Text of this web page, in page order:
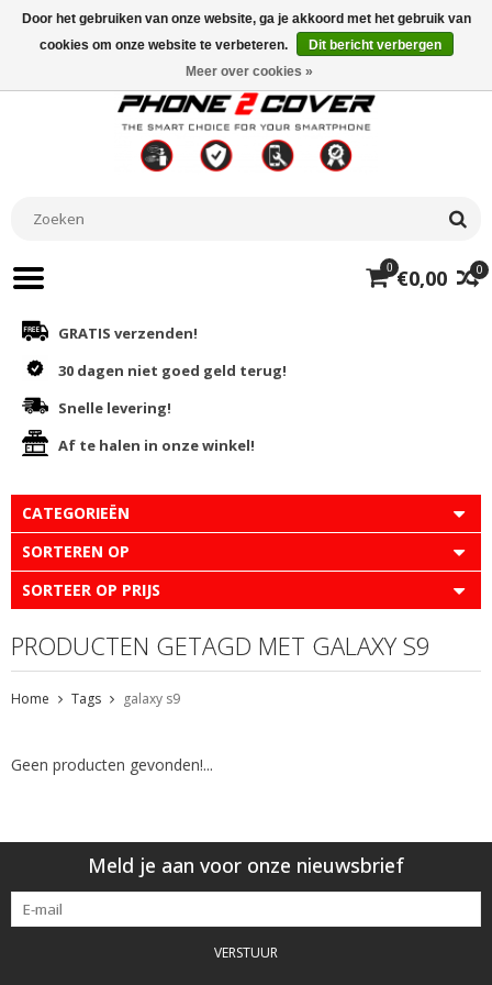
0
0 €0,00
GRATIS verzenden!
30 dagen niet goed geld terug!
Snelle levering!
Af te halen in onze winkel!
CATEGORIEËN
SORTEREN OP
SORTEER OP PRIJS
PRODUCTEN GETAGD MET GALAXY S9
Home Tags galaxy s9
Geen producten gevonden!...
Meld je aan voor onze nieuwsbrief
VERSTUUR
Door het gebruiken van onze website, ga je akkoord met het gebruik van
cookies om onze website te verbeteren.
Dit bericht verbergen
Meer over cookies »